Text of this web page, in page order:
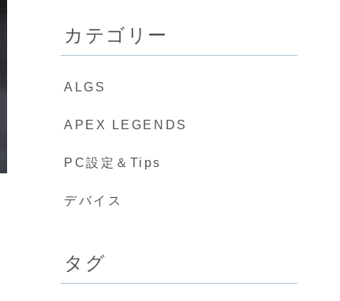
カテゴリー
ALGS
APEX LEGENDS
PC設定＆Tips
デバイス
タグ